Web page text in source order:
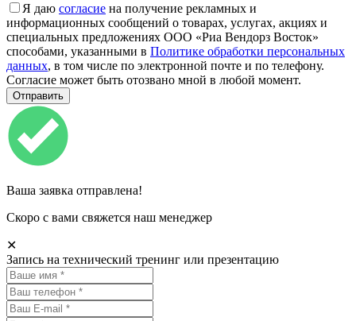
Я даю согласие на получение рекламных и
информационных сообщений о товарах, услугах, акциях и
специальных предложениях ООО «Риа Вендорз Восток»
способами, указанными в Политике обработки персональных
данных, в том числе по электронной почте и по телефону.
Согласие может быть отозвано мной в любой момент.
Ваша заявка отправлена!
Скоро с вами свяжется наш менеджер
✕
Запись на технический тренинг или презентацию